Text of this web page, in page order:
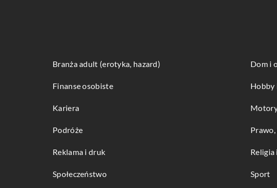
Branża adult (erotyka, hazard) Dom i
Finanse osobiste Hobby
Kariera
Podróże
Reklama i druk Religia
Społeczeństwo Sport